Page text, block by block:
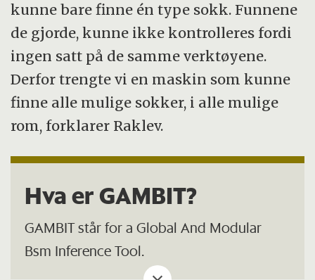
kunne bare finne én type sokk. Funnene
de gjorde, kunne ikke kontrolleres fordi
ingen satt på de samme verktøyene.
Derfor trengte vi en maskin som kunne
finne alle mulige sokker, i alle mulige
rom, forklarer Raklev.
Hva er GAMBIT?
GAMBIT står for a Global And Modular
Bsm Inference Tool.